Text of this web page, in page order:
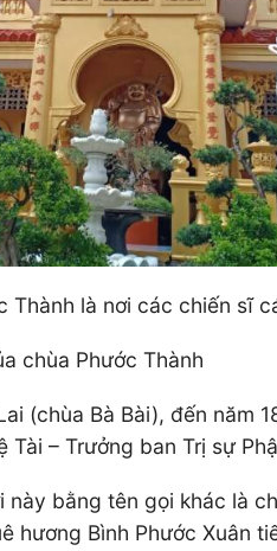
Thành là nơi các chiến sĩ
chùa Phước Thành
(chùa Bà Bài), đến
Tài – Trưởng ban Trị sự
bằng tên gọi khác là
hương Bình Phước